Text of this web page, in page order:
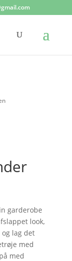
garderobe
look,
lag det
med
med